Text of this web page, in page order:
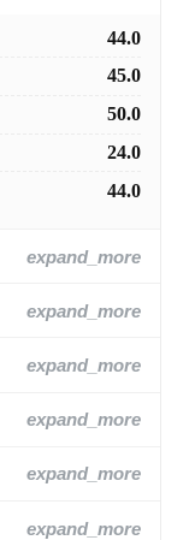
44.0
45.0
50.0
24.0
44.0
expand_more
expand_more
expand_more
expand_more
expand_more
expand_more